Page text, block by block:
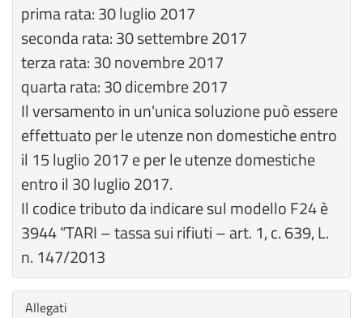
prima rata: 30 luglio 2017
seconda rata: 30 settembre 2017
terza rata: 30 novembre 2017
quarta rata: 30 dicembre 2017
Il versamento in un'unica soluzione può essere
effettuato per le utenze non domestiche entro
il 15 luglio 2017 e per le utenze domestiche
entro il 30 luglio 2017.
Il codice tributo da indicare sul modello F24 è
3944 “TARI – tassa sui rifiuti – art. 1, c. 639, L.
n. 147/2013
Nascondi
Allegati